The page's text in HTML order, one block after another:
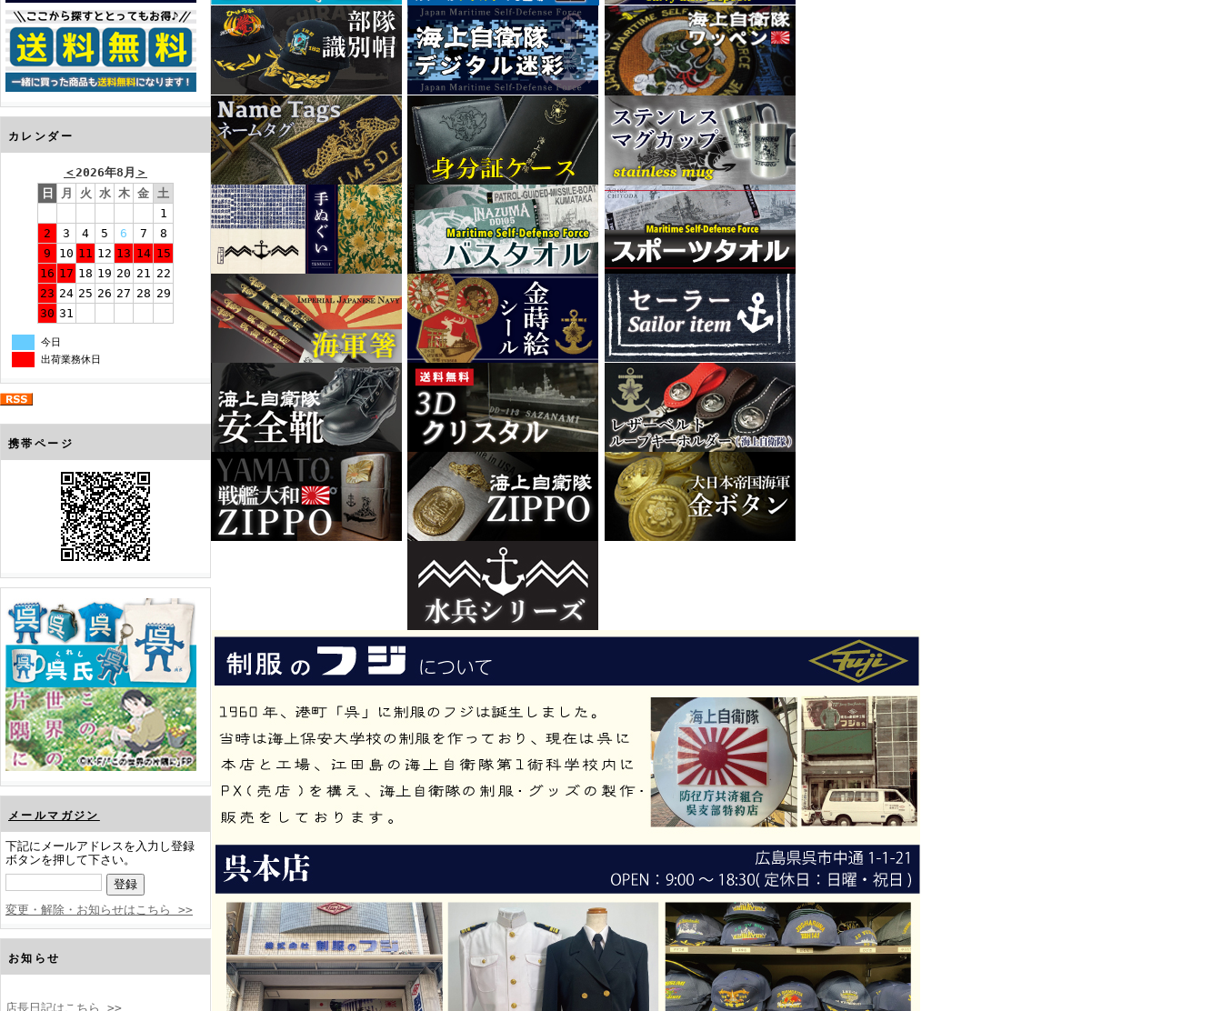
カレンダー
＜2026年8月 ＞
日
月 火 水 木 金 土
1
2
3 4 5 6 7
8
9
10 11 12 13 14 15
16 17 18 19 20 21 22
23 24 25 26 27 28 29
30 31
今日
出荷業務休日
携帯ページ
メールマガジン
下記にメールアドレスを入力し登録
ボタンを押して下さい。
変更・解除・お知らせはこちら >>
お知らせ
店長日記はこちら >>